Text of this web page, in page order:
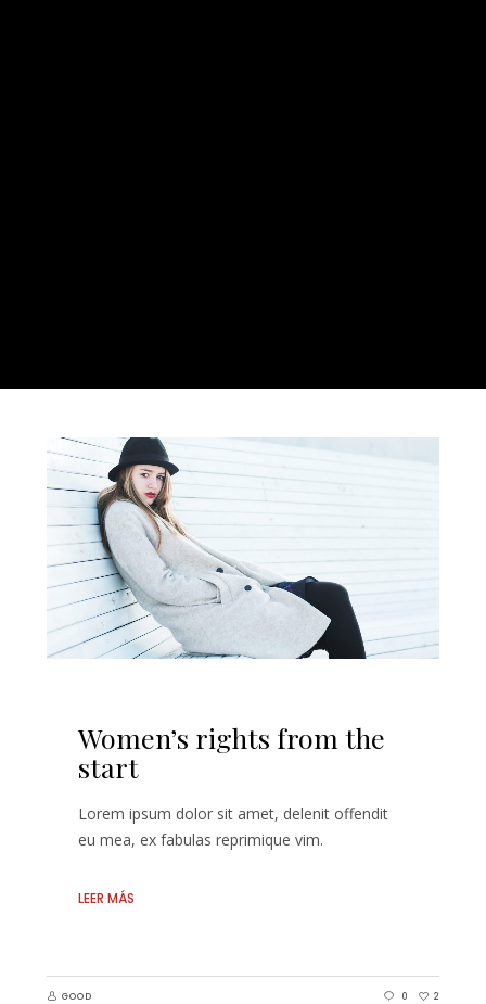
Women’s rights from the
start
Lorem ipsum dolor sit amet, delenit offendit
eu mea, ex fabulas reprimique vim.
LEER MÁS
GOOD 0 2